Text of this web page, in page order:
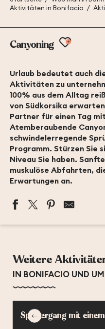
Aktivitäten in Bonifacio
Canyoning Ajouter
Urlaub bedeutet auch
Aktivitäten zu
100% aus dem Alltag
von Südkorsika
Partner für einen Tag
Atemberaubende
schwindelerregende
Programm. Stürzen Sie
Niveau Sie haben.
muskulöse Abfahrten,
Erwartungen an.
CORSICA FOREST
CORSE MONTAGNE
ACQUA E NATURA
Weitere
IN BONIFACIO UND
Spaziergang mit